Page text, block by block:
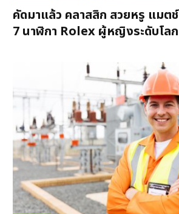
คัดมาแล้ว คลาสสิก สวยหรู แมต
7 นาฬิกา Rolex ผู้หญิงระดับโลก